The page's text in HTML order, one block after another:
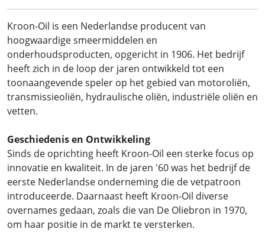
Kroon-Oil is een Nederlandse producent van
hoogwaardige smeermiddelen en
onderhoudsproducten, opgericht in 1906. Het bedrijf
heeft zich in de loop der jaren ontwikkeld tot een
toonaangevende speler op het gebied van motoroliën,
transmissieoliën, hydraulische oliën, industriële oliën en
vetten.
Geschiedenis en Ontwikkeling
Sinds de oprichting heeft Kroon-Oil een sterke focus op
innovatie en kwaliteit. In de jaren '60 was het bedrijf de
eerste Nederlandse onderneming die de vetpatroon
introduceerde. Daarnaast heeft Kroon-Oil diverse
overnames gedaan, zoals die van De Oliebron in 1970,
om haar positie in de markt te versterken.